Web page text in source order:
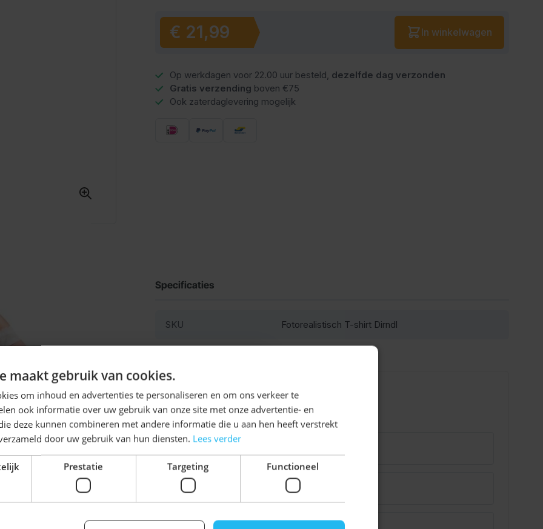
Vanaf:
€ 21,99
Aantal
In winkelwagen
Op werkdagen voor 22.00 uur besteld, dezelfde dag verzonden
Gratis verzending boven €75
Ook zaterdaglevering mogelijk
Specificaties
SKU Fotorealistisch T-shirt Dirndl
maakt gebruik van cookies.
om inhoud en advertenties te personaliseren en om ons verkeer te
ook informatie over uw gebruik van onze site met onze advertentie- en
deze kunnen combineren met andere informatie die u aan hen heeft verstrekt
door uw gebruik van hun diensten. Lees verder
Prestatie Targeting Functioneel
Ontvang5%
KORTING!
Schrijf je nu in voor de nieuwsbrief en ontvang toegang
tot exclusieve kortingen!
Voor- en achternaam